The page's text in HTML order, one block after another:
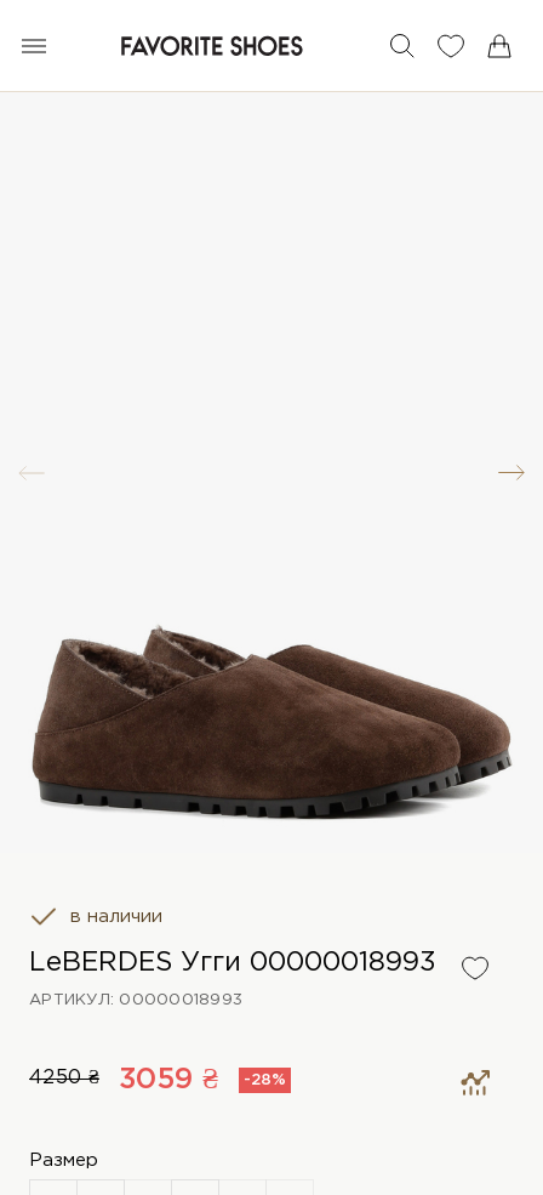
в наличии
LeBERDES Угги 00000018993
АРТИКУЛ: 00000018993
4250 ₴ 3059 ₴ -28%
Размер